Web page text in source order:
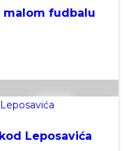
malom fudbalu
Leposavića